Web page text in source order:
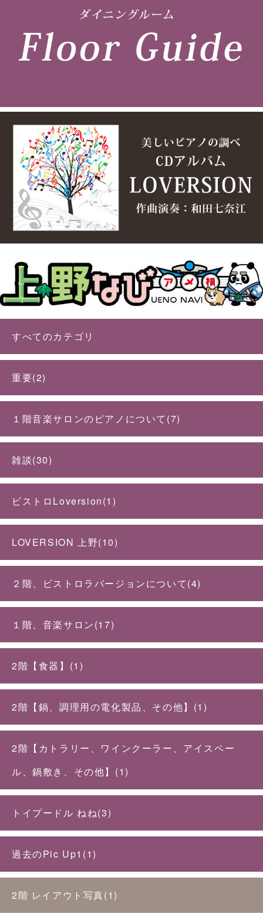
すべてのカテゴリ
重要(2)
１階音楽サロンのピアノについて(7)
雑談(30)
ビストロLoversion(1)
LOVERSION 上野(10)
２階、ビストロラバージョンについて(4)
１階、音楽サロン(17)
2階【食器】(1)
2階【鍋、調理用の電化製品、その他】(1)
2階【カトラリー、ワインクーラー、アイスペー
ル、鍋敷き、その他】(1)
トイプードル ねね(3)
過去のPic Up1(1)
2階 レイアウト写真(1)